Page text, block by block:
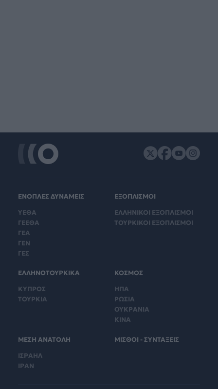
ΕΝΟΠΛΕΣ ΔΥΝΑΜΕΙΣ
ΥΕΘΑ
ΓΕΕΘΑ
ΓΕΑ
ΓΕΝ
ΓΕΣ
ΕΞΟΠΛΙΣΜΟΙ
ΕΛΛΗΝΙΚΟΙ ΕΞΟΠΛΙΣΜΟΙ
ΤΟΥΡΚΙΚΟΙ ΕΞΟΠΛΙΣΜΟΙ
ΕΛΛΗΝΟΤΟΥΡΚΙΚΑ
ΚΥΠΡΟΣ
ΤΟΥΡΚΙΑ
ΚΟΣΜΟΣ
ΗΠΑ
ΡΩΣΙΑ
ΟΥΚΡΑΝΙΑ
ΚΙΝΑ
ΜΕΣΗ ΑΝΑΤΟΛΗ
ΙΣΡΑΗΛ
ΙΡΑΝ
ΜΙΣΘΟΙ - ΣΥΝΤΑΞΕΙΣ